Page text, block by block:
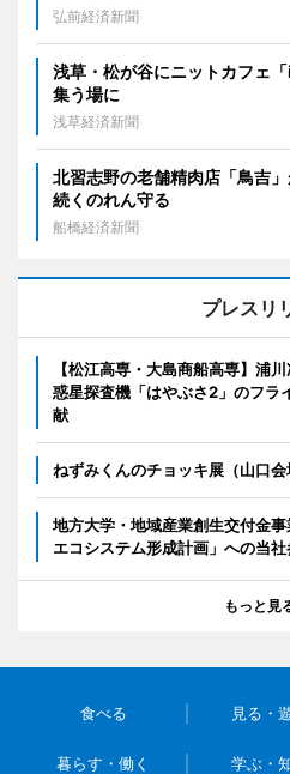
弘前経済新聞
浅草・松が谷にニットカフ
集う場に
浅草経済新聞
北習志野の老舗精肉店「鳥吉
続くのれん守る
船橋経済新聞
プレスリ
【松江高専・大島商船高専】浦
惑星探査機「はやぶさ2」のフラ
献
ねずみくんのチョッキ展（山口
地方大学・地域産業創生交付金
エコシステム形成計画」への当
もっと見
食べる 見る・
暮らす・働く 学ぶ・